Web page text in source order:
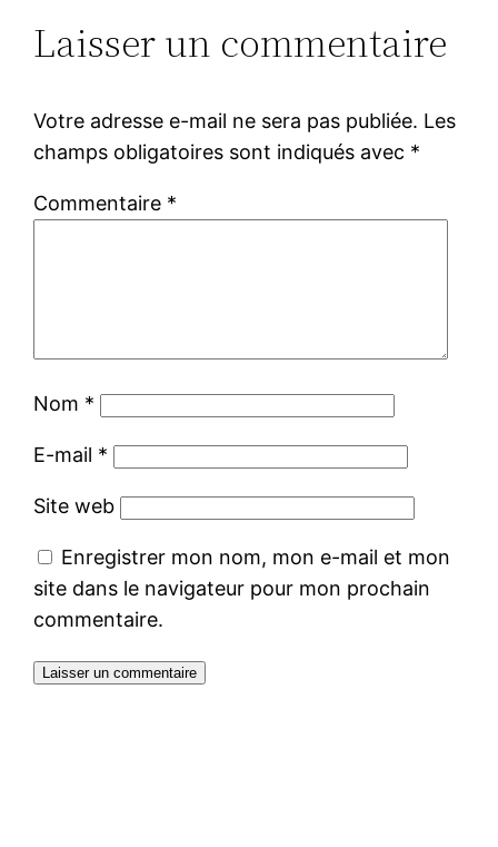
Laisser un commentaire
Votre adresse e-mail ne sera pas publiée. Les
champs obligatoires sont indiqués avec *
Commentaire *
Nom *
E-mail *
Site web
Enregistrer mon nom, mon e-mail et mon
site dans le navigateur pour mon prochain
commentaire.